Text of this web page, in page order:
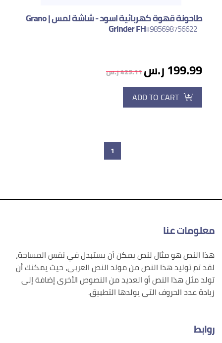
طاحونة قهوة كهربائية اسود - شاشة لمس | Grano
Grinder FH#985698756622
199.99 ر.س 425.11 ر.س
ADD TO CART
1
معلومات عنا
هذا النص هو مثال لنص يمكن أن يستبدل في نفس المساحة،
لقد تم توليد هذا النص من مولد النص العربى، حيث يمكنك أن
تولد مثل هذا النص أو العديد من النصوص الأخرى إضافة إلى
زيادة عدد الحروف التى يولدها التطبيق.
روابط